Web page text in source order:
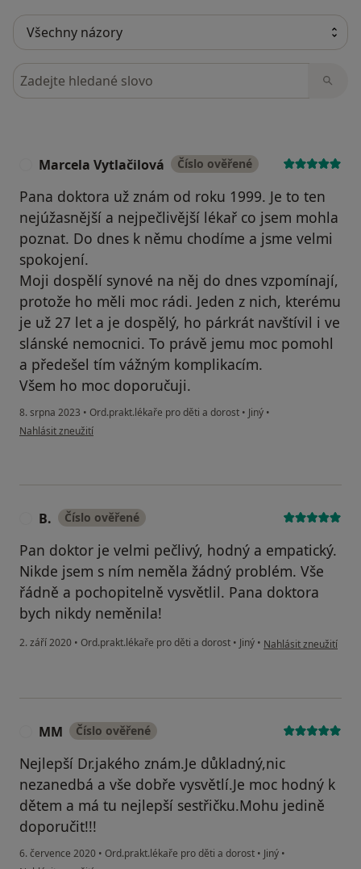
Hledejte v názorech
Marcela Vytlačilová Číslo ověřené
Pana doktora už znám od roku 1999. Je to ten
nejúžasnější a nejpečlivější lékař co jsem mohla
poznat. Do dnes k němu chodíme a jsme velmi
spokojení.
Moji dospělí synové na něj do dnes vzpomínají,
protože ho měli moc rádi. Jeden z nich, kterému
je už 27 let a je dospělý, ho párkrát navštívil i ve
slánské nemocnici. To právě jemu moc pomohl
a předešel tím vážným komplikacím.
Všem ho moc doporučuji.
8. srpna 2023 • Ord.prakt.lékaře pro děti a dorost • Jiný •
podle názoru uživatele Marcela Vytlačilová
Nahlásit zneužití
B. Číslo ověřené
Pan doktor je velmi pečlivý, hodný a empatický.
Nikde jsem s ním neměla žádný problém. Vše
řádně a pochopitelně vysvětlil. Pana doktora
bych nikdy neměnila!
2. září 2020 • Ord.prakt.lékaře pro děti a dorost • Jiný • podle názoru
Nahlásit zneužití
MM Číslo ověřené
Nejlepší Dr.jakého znám.Je důkladný,nic
nezanedbá a vše dobře vysvětlí.Je moc hodný k
dětem a má tu nejlepší sestřičku.Mohu jedině
doporučit!!!
6. července 2020 • Ord.prakt.lékaře pro děti a dorost • Jiný •